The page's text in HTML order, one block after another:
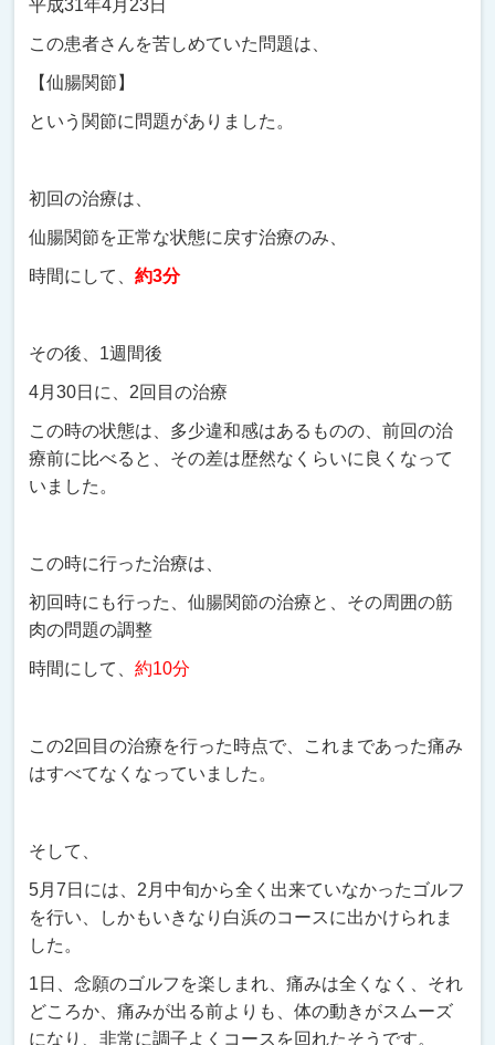
平成31年4月23日
この患者さんを苦しめていた問題は、
【仙腸関節】
という関節に問題がありました。
初回の治療は、
仙腸関節を正常な状態に戻す治療のみ、
時間にして、約3分
その後、1週間後
4月30日に、2回目の治療
この時の状態は、多少違和感はあるものの、前回の治
療前に比べると、その差は歴然なくらいに良くなって
いました。
この時に行った治療は、
初回時にも行った、仙腸関節の治療と、その周囲の筋
肉の問題の調整
時間にして、約10分
この2回目の治療を行った時点で、これまであった痛み
はすべてなくなっていました。
そして、
5月7日には、2月中旬から全く出来ていなかったゴルフ
を行い、しかもいきなり白浜のコースに出かけられま
した。
1日、念願のゴルフを楽しまれ、痛みは全くなく、それ
どころか、痛みが出る前よりも、体の動きがスムーズ
になり、非常に調子よくコースを回れたそうです。